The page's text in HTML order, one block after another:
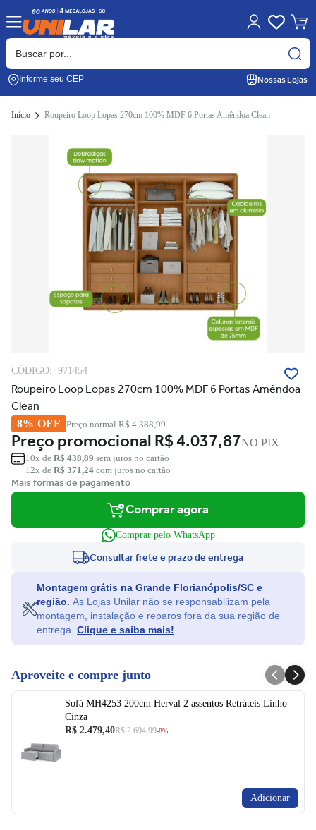
Informe seu CEP Nossas Lojas
Início Roupeiro Loop Lopas 270cm 100% MDF 6 Portas Amêndoa Clean
CÓDIGO: 971454
Roupeiro Loop Lopas 270cm 100% MDF 6 Portas Amêndoa
Clean
8% OFF Preço normalR$ 4.388,99
Preço promocionalR$ 4.037,87NO PIX
10x de R$ 438,89 sem juros no cartão
12x de R$ 371,24 com juros no cartão
Mais formas de pagamento
Comprar agora
Comprar pelo WhatsApp
Consultar frete e prazo de entrega
Montagem grátis na Grande Florianópolis/SC e
região.
montagem, instalação e reparos fora da sua região de
entrega. Clique e saiba mais!
Aproveite e compre junto
Sofá MH4253 200cm Herval 2 assentos Retráteis Linho
Cinza
R$ 2.479,40R$ 2.694,99-8%
Adicionar